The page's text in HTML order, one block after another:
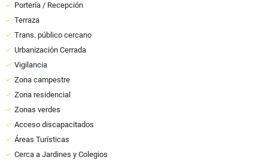
Portería / Recepción
Terraza
Trans. público cercano
Urbanización Cerrada
Vigilancia
Zona campestre
Zona residencial
Zonas verdes
Acceso discapacitados
Áreas Turísticas
Cerca a Jardines y Colegios